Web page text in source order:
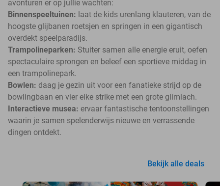
avonturen er op jullie wachten:
Binnenspeeltuinen: laat de kids urenlang klauteren, van de
hoogste glijbanen roetsjen en springen in een gigantisch
overdekt speelparadijs.
Trampolineparken: Stuiter samen alle energie eruit, oefen
spectaculaire sprongen en beleef een sportieve middag in
een trampolinepark.
Bowlen: daag je gezin uit voor een fanatieke strijd op de
bowlingbaan en vier elke strike met een grote glimlach.
Interactieve musea: ervaar fantastische tentoonstellingen
waarin je samen spelenderwijs nieuwe en verrassende
dingen ontdekt.
Bekijk alle deals